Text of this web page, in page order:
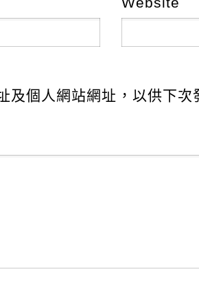
及個人網站網址，以供下次